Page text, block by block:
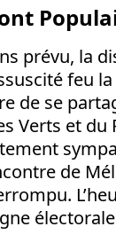
prévu, la
feu
de se
Verts et
de